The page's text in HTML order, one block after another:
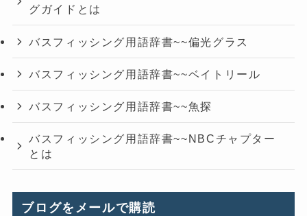
グガイドとは
バスフィッシング用語辞書~~偏光グラス
バスフィッシング用語辞書~~ベイトリール
バスフィッシング用語辞書~~魚探
バスフィッシング用語辞書~~NBCチャプター
とは
ブログをメールで購読